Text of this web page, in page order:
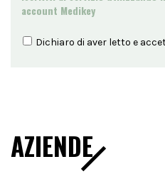
account Medikey
Dichiaro di aver letto e
AZIENDE